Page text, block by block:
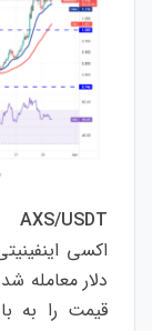
AXS/USDT
قیمت را به